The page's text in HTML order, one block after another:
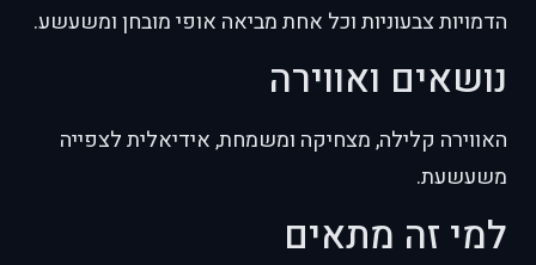
הדמויות צבעוניות וכל אחת מביאה אופי מובחן ומשעשע.
נושאים ואווירה
האווירה קלילה, מצחיקה ומשמחת, אידיאלית לצפייה
משעשעת.
למי זה מתאים